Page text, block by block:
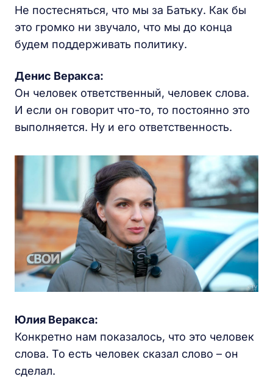
Не постесняться, что мы за Батьку. Как бы
это громко ни звучало, что мы до конца
будем поддерживать политику.
Денис Веракса:
Он человек ответственный, человек слова.
И если он говорит что-то, то постоянно это
выполняется. Ну и его ответственность.
Юлия Веракса:
Конкретно нам показалось, что это человек
слова. То есть человек сказал слово – он
сделал.